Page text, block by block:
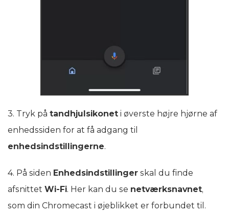
3. Tryk på tandhjulsikonet i øverste højre hjørne af
enhedssiden for at få adgang til
enhedsindstillingerne.
4. På siden Enhedsindstillinger skal du finde
afsnittet Wi‑Fi. Her kan du se netværksnavnet,
som din Chromecast i øjeblikket er forbundet til.